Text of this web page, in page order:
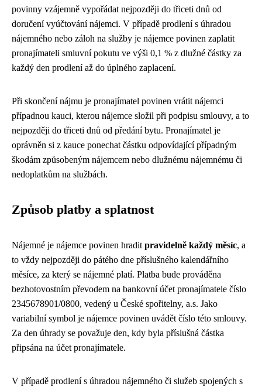
povinny vzájemně vypořádat nejpozději do třiceti dnů od
doručení vyúčtování nájemci. V případě prodlení s úhradou
nájemného nebo záloh na služby je nájemce povinen zaplatit
pronajímateli smluvní pokutu ve výši 0,1 % z dlužné částky za
každý den prodlení až do úplného zaplacení.
Při skončení nájmu je pronajímatel povinen vrátit nájemci
případnou kauci, kterou nájemce složil při podpisu smlouvy, a to
nejpozději do třiceti dnů od předání bytu. Pronajímatel je
oprávněn si z kauce ponechat částku odpovídající případným
škodám způsobeným nájemcem nebo dlužnému nájemnému či
nedoplatkům na službách.
Způsob platby a splatnost
Nájemné je nájemce povinen hradit pravidelně každý měsíc, a
to vždy nejpozději do pátého dne příslušného kalendářního
měsíce, za který se nájemné platí. Platba bude prováděna
bezhotovostním převodem na bankovní účet pronajímatele číslo
2345678901/0800, vedený u České spořitelny, a.s. Jako
variabilní symbol je nájemce povinen uvádět číslo této smlouvy.
Za den úhrady se považuje den, kdy byla příslušná částka
připsána na účet pronajímatele.
V případě prodlení s úhradou nájemného či služeb spojených s